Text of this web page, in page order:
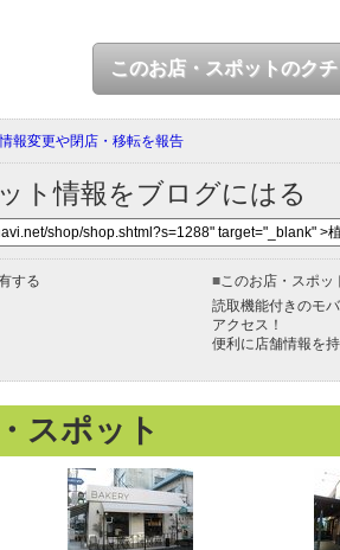
このお店・スポットのク
報変更や閉店・移転を報告
ト情報をブログにはる
する ■このお店・スポッ
読取機能付きのモ
アクセス！
便利に店舗情報を
スポット